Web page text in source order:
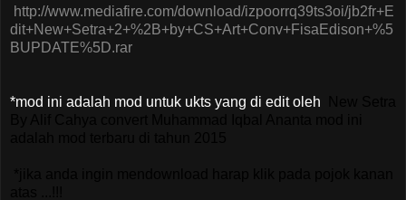
http://www.mediafire.com/download/izpoorrq39ts3oi/jb2fr+E
dit+New+Setra+2+%2B+by+CS+Art+Conv+FisaEdison+%5
BUPDATE%5D.rar
*mod ini adalah mod untuk ukts yang di edit oleh